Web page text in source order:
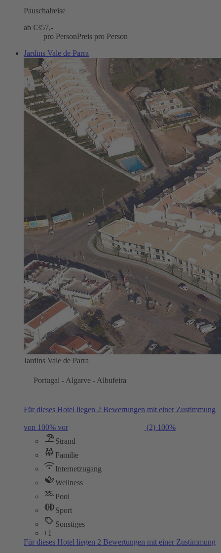
Pauschalreise
ab €357,-
pro PersonPreis pro Person
Jardins Vale de Parra
Jardins Vale de Parra
Portugal - Algarve - Albufeira
Für dieses Hotel liegen 2 Bewertungen mit einer Zustimmung
von 100% vor (2) 100%
Strand
Familie
Internetzugang
Wellness
Pool
Sport
Sonstiges
+1
Für dieses Hotel liegen 2 Bewertungen mit einer Zustimmung